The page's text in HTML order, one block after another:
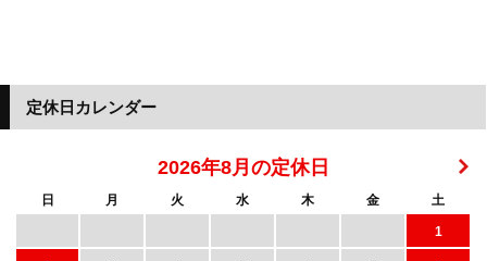
定休日カレンダー
2026年8月の定休日
日 月 火 水 木 金
土
1